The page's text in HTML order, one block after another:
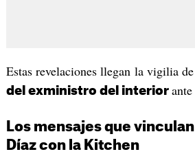
Estas revelaciones llegan la vigilia
del exministro del interior
Los mensajes que
Díaz con la Kitchen